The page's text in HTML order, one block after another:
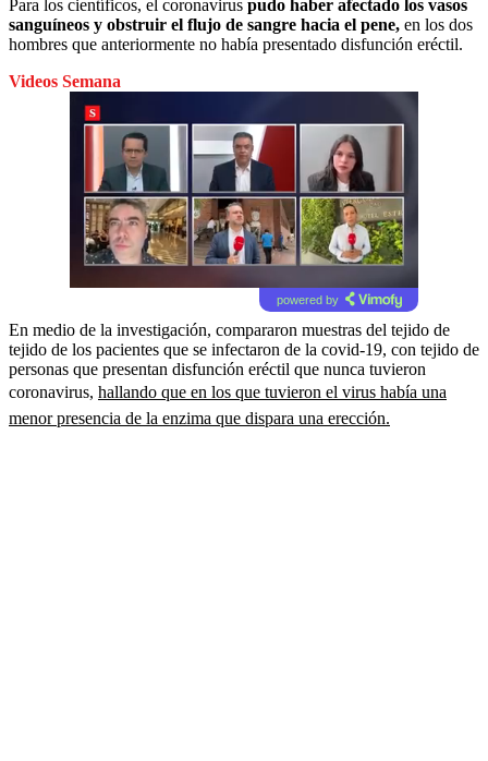
Para los científicos, el coronavirus pudo haber afectado los vasos
sanguíneos y obstruir el flujo de sangre hacia el pene, en los dos
hombres que anteriormente no había presentado disfunción eréctil.
Videos Semana
powered by
En medio de la investigación, compararon muestras del tejido de
tejido de los pacientes que se infectaron de la covid-19, con tejido de
personas que presentan disfunción eréctil que nunca tuvieron
coronavirus, hallando que en los que tuvieron el virus había una
menor presencia de la enzima que dispara una erección.